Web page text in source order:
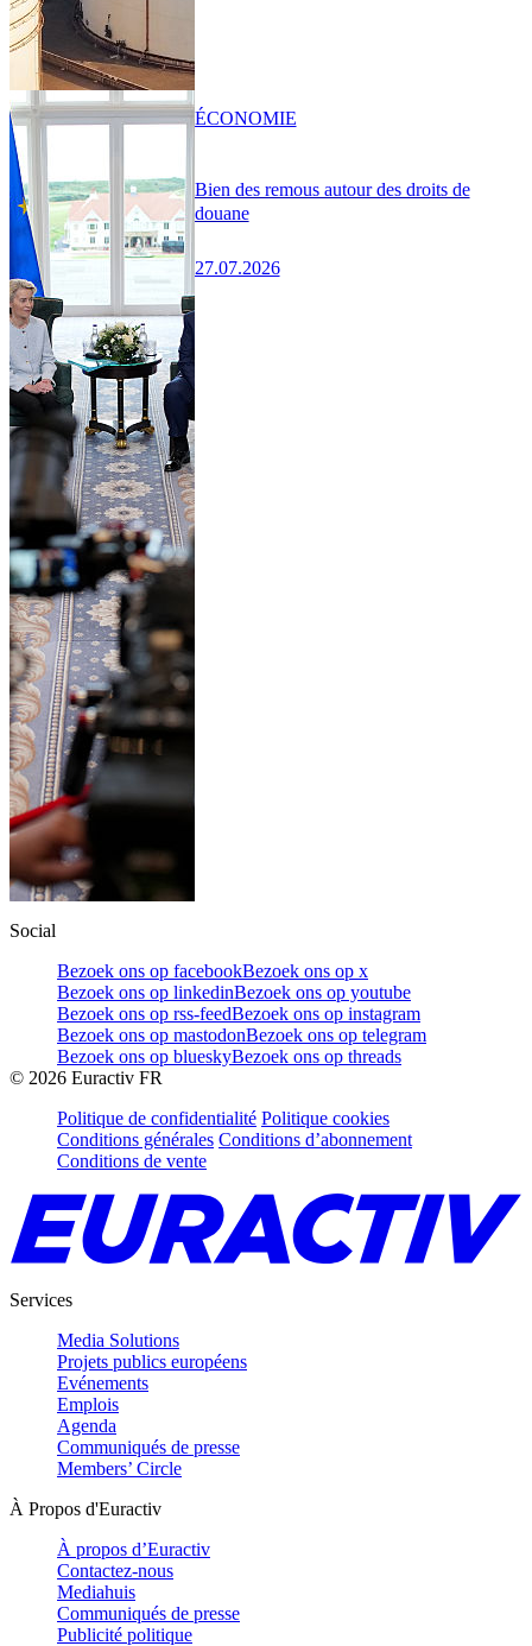
Bien des remous autour des droits de
douane
27.07.2026
ÉCONOMIE
Social
Bezoek ons op facebookBezoek ons op x
Bezoek ons op linkedinBezoek ons op youtube
Bezoek ons op rss-feedBezoek ons op instagram
Bezoek ons op mastodonBezoek ons op telegram
Bezoek ons op blueskyBezoek ons op threads
© 2026 Euractiv FR
Politique de confidentialité Politique cookies
Conditions générales Conditions d’abonnement
Conditions de vente
Services
Media Solutions
Projets publics européens
Evénements
Emplois
Agenda
Communiqués de presse
Members’ Circle
À Propos d'Euractiv
À propos d’Euractiv
Contactez-nous
Mediahuis
Communiqués de presse
Publicité politique